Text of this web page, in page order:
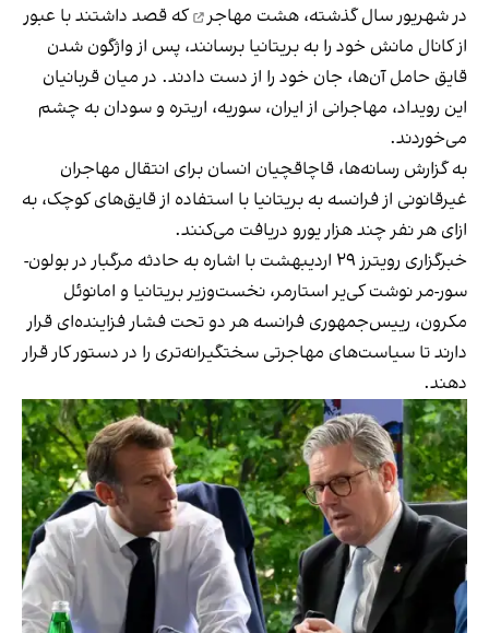
در شهریور سال گذشته، هشت مهاجر
که قصد داشتند با عبور
از کانال مانش خود را به بریتانیا برسانند، پس از واژگون شدن
قایق حامل آن‌ها، جان خود را از دست دادند. در میان قربانیان
این رویداد، مهاجرانی از ایران، سوریه، اریتره و سودان به چشم
می‌خوردند.
به گزارش رسانه‌ها، قاچاقچیان انسان برای انتقال مهاجران
غیرقانونی از فرانسه به بریتانیا با استفاده از قایق‌های کوچک، به
ازای هر نفر چند هزار یورو دریافت می‌کنند.
خبرگزاری رویترز ۲۹ اردیبهشت با اشاره به حادثه مرگبار در بولون-
سور-مر نوشت کی‌یر استارمر، نخست‌وزیر بریتانیا و امانوئل
مکرون، رییس‌جمهوری فرانسه هر دو تحت فشار فزاینده‌ای قرار
دارند تا سیاست‌های مهاجرتی سختگیرانه‌تری را در دستور کار قرار
دهند.